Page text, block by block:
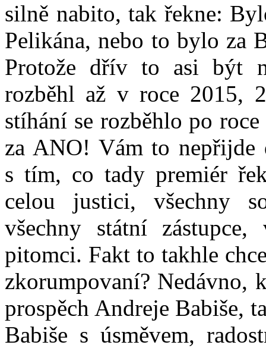
silně nabito, tak řekne:
Pelikána, nebo to bylo za
Protože dřív to asi být
rozběhl až v roce 2015,
stíhání se rozběhlo po
za ANO! Vám to
s tím, co tady premiér
celou justici, všechny
všechny státní
pitomci. Fakt to takhle
zkorumpovaní? Nedávno,
prospěch Andreje Babiše,
Babiše s úsměvem,